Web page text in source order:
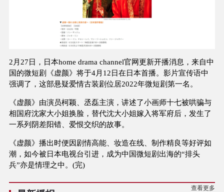
2月27日，日本home drama channel官网更新开播消息，来自中
国的微短剧《虚颜》将于4月12日在日本首播。影片宣传语中
强调了，这部悬疑爱情古装剧位居2022年微短剧第一名。
《虚颜》由演员柯颖、丞磊主演，讲述了小画师十七被哄骗与
相国府沈家大小姐换脸，替代沈大小姐嫁入将军府后，发生了
一系列阴差阳错、爱恨交织的故事。
《虚颜》播出时便因剧情高能、妆造在线、制作精良等好评如
潮，如今被日本电视台引进，成为中国微短剧出海的“排头
兵”亦是情理之中。(完)
查看更多